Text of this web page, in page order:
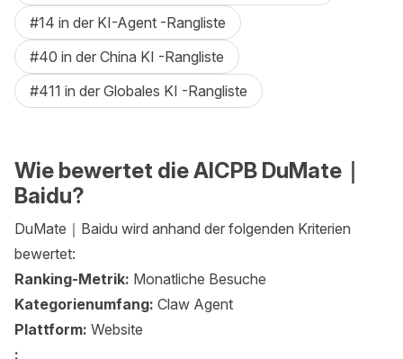
#14 in der KI-Agent -Rangliste
#40 in der China KI -Rangliste
#411 in der Globales KI -Rangliste
Wie bewertet die AICPB DuMate｜
Baidu?
DuMate｜Baidu wird anhand der folgenden Kriterien
bewertet:
Ranking-Metrik: Monatliche Besuche
Kategorienumfang: Claw Agent
Plattform: Website
: